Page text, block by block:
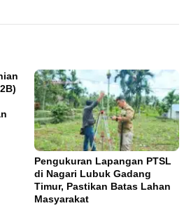
Pengukuran Lapangan PTSL
di Nagari Lubuk Gadang
Timur, Pastikan Batas Lahan
Masyarakat